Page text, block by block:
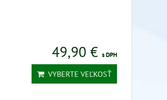
49,90 € s DPH
VYBERTE VEĽKOSŤ